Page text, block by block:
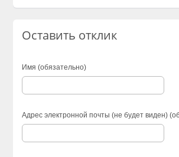
Оставить отклик
Имя (обязательно)
Адрес электронной почты (не будет виден)